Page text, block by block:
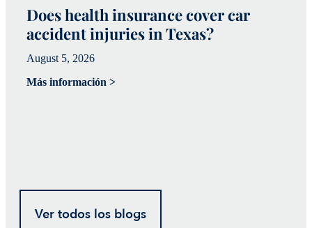
Does health insurance cover car
accident injuries in Texas?
August 5, 2026
Más información >
Ver todos los blogs